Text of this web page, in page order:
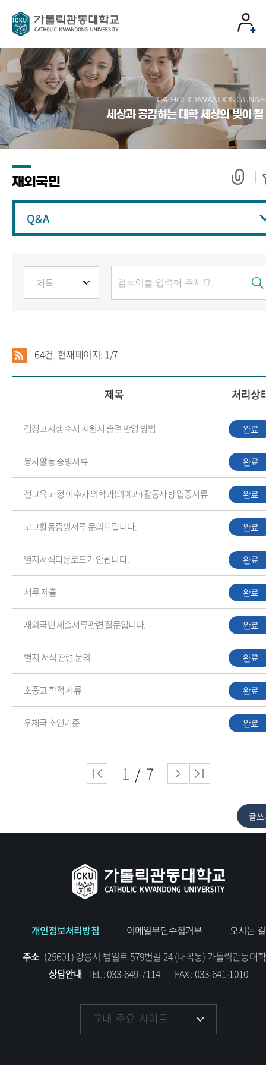
CATHOLIC KWANDONG
세상과 공감하는 대학 세상의 빛이 될
재외국민
Q&A
Q&A
64건, 현재페이지: 1/7
제목 처리상
검정고시생 수시 지원시 출결 반영 방법 완료
봉사활동 증빙서류 완료
전교육 과정 이수자 의학과(의예과) 활동사항 입증서류 완료
고교활동증빙서류 문의드립니다. 완료
별지서식다운로드가 안됩니다. 완료
서류 제출 완료
재외국민 제출서류관련 질문입니다. 완료
별지 서식 관련 문의 완료
초중고 학적 서류 완료
우체국 소인기준 완료
1 7
개인정보처리방침 이메일무단수집거부
오시는 길
주소 (25601) 강릉시 범일로 579번길 24 (내곡동) 가톨릭관동대
상담안내 TEL : 033-649-7114 FAX : 033-641-1010
교내 주요 사이트
교목실